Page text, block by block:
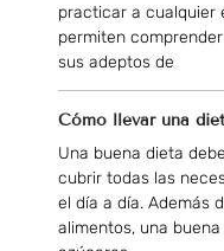
practicar a cualquier
permiten
sus adeptos de
Cómo llevar una
Una buena dieta
cubrir todas las
el día a día. Además
alimentos, una